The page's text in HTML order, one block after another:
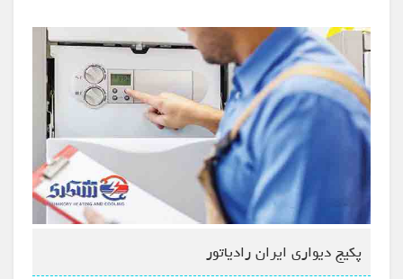
پکیج دیواری ایران رادیاتور